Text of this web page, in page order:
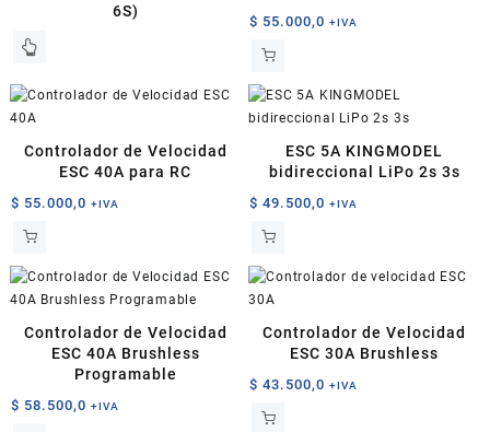
6S)
$ 55.000,0 +IVA
Controlador de Velocidad
ESC 40A para RC
$ 55.000,0 +IVA
ESC 5A KINGMODEL
bidireccional LiPo 2s 3s
$ 49.500,0 +IVA
Controlador de Velocidad
ESC 40A Brushless
Programable
$ 58.500,0 +IVA
Controlador de Velocidad
ESC 30A Brushless
$ 43.500,0 +IVA